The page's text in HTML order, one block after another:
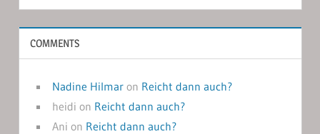
COMMENTS
Nadine Hilmaron Reicht dann auch?
heidi on Reicht dann auch?
Ani on Reicht dann auch?